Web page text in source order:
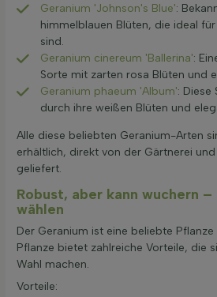
Geranium 'Johnson's Blue':
himmelblauen Blüten, die ideal
sind.
Geranium cinereum 'Ballerina':
Sorte mit zarten rosa Blüten und
Geranium phaeum 'Album': Diese
durch ihre weißen Blüten und
Alle diese beliebten Geranium-Arten
erhältlich, direkt von der Gärtnerei
geliefert.
Robust, aber kann wuchern
wählen
Der Geranium ist eine beliebte Pflanze
Pflanze bietet zahlreiche Vorteile, die
Wahl machen.
Vorteile: